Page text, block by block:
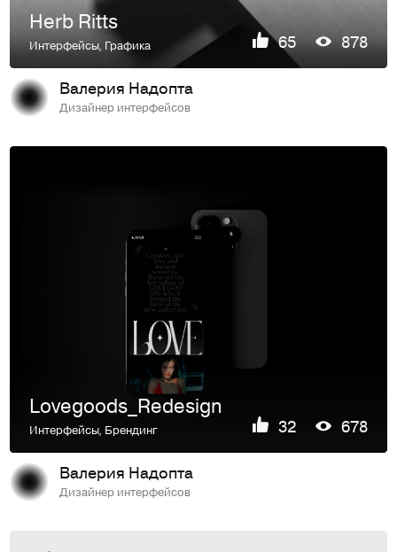
Herb Ritts
Интерфейсы, Графика 65 878
Валерия Надопта
Дизайнер интерфейсов
Lovegoods_Redesign
Интерфейсы, Брендинг 32 678
Валерия Надопта
Дизайнер интерфейсов